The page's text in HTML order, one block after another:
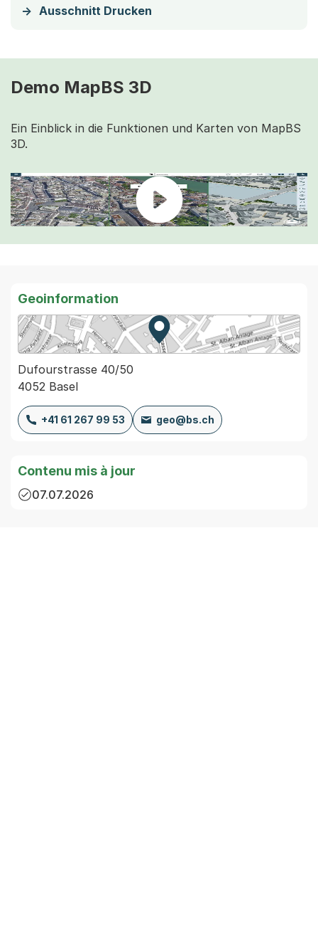
Ausschnitt Drucken
Demo MapBS 3D
Ein Einblick in die Funktionen und Karten von MapBS
3D.
Geoinformation
Zur Karte von MapBS.
Externer Link, wird in einem
Dufourstrasse 40/50
4052 Basel
+41 61 267 99 53 geo@bs.ch
Contenu mis à jour
07.07.2026